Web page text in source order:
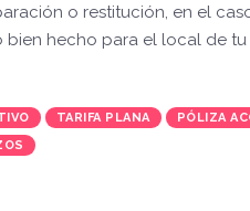
o restitución, en el
hecho para el local de
TARIFA PLANA PÓLIZA